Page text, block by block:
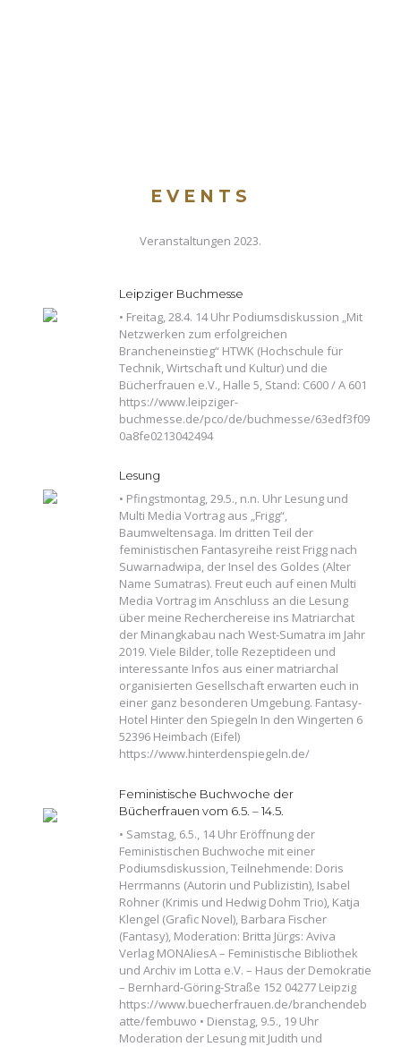
EVENTS
Veranstaltungen 2023.
Leipziger Buchmesse
• Freitag, 28.4. 14 Uhr Podiumsdiskussion „Mit
Netzwerken zum erfolgreichen
Brancheneinstieg“ HTWK (Hochschule für
Technik, Wirtschaft und Kultur) und die
Bücherfrauen e.V., Halle 5, Stand: C600 / A 601
https://www.leipziger-
buchmesse.de/pco/de/buchmesse/63edf3f09
0a8fe0213042494
Lesung
• Pfingstmontag, 29.5., n.n. Uhr Lesung und
Multi Media Vortrag aus „Frigg“,
Baumweltensaga. Im dritten Teil der
feministischen Fantasyreihe reist Frigg nach
Suwarnadwipa, der Insel des Goldes (Alter
Name Sumatras). Freut euch auf einen Multi
Media Vortrag im Anschluss an die Lesung
über meine Recherchereise ins Matriarchat
der Minangkabau nach West-Sumatra im Jahr
2019. Viele Bilder, tolle Rezeptideen und
interessante Infos aus einer matriarchal
organisierten Gesellschaft erwarten euch in
einer ganz besonderen Umgebung. Fantasy-
Hotel Hinter den Spiegeln In den Wingerten 6
52396 Heimbach (Eifel)
https://www.hinterdenspiegeln.de/
Feministische Buchwoche der
Bücherfrauen vom 6.5. – 14.5.
• Samstag, 6.5., 14 Uhr Eröffnung der
Feministischen Buchwoche mit einer
Podiumsdiskussion, Teilnehmende: Doris
Herrmanns (Autorin und Publizistin), Isabel
Rohner (Krimis und Hedwig Dohm Trio), Katja
Klengel (Grafic Novel), Barbara Fischer
(Fantasy), Moderation: Britta Jürgs: Aviva
Verlag MONAliesA – Feministische Bibliothek
und Archiv im Lotta e.V. – Haus der Demokratie
– Bernhard-Göring-Straße 152 04277 Leipzig
https://www.buecherfrauen.de/branchendeb
atte/fembuwo • Dienstag, 9.5., 19 Uhr
Moderation der Lesung mit Judith und